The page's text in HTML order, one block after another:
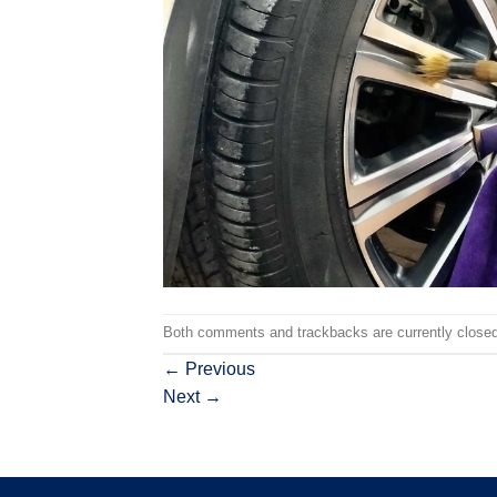
Both comments and trackbacks are currently
← Previous
Next →